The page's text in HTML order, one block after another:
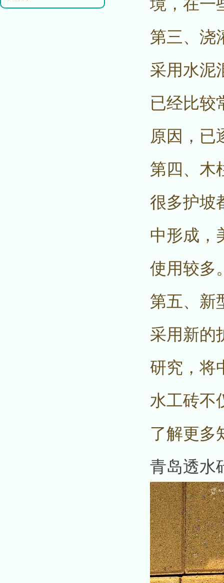
第三、浇
采用水泥
已经比较
原因，已
第四、木
很多护坡
中形成，
使用较多
第五、新
采用新的
研究，将
水工砖不
了解更多
青岛透水